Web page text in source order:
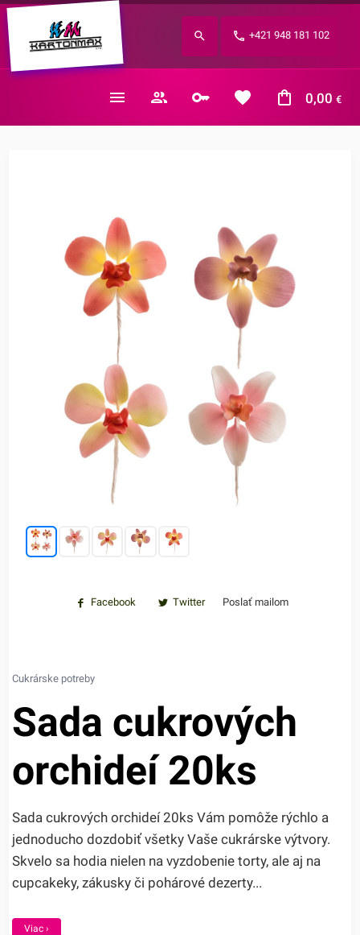
+421 948 181 102
0,00 €
Zabudnuté heslo?
E-mail
Facebook Twitter Poslať mailom
Cukrárske potreby
Sada cukrových
orchideí 20ks
Sada cukrových orchideí 20ks Vám pomôže rýchlo a
jednoducho dozdobiť všetky Vaše cukrárske výtvory.
Skvelo sa hodia nielen na vyzdobenie torty, ale aj na
cupcakeky, zákusky či pohárové dezerty...
Viac ›